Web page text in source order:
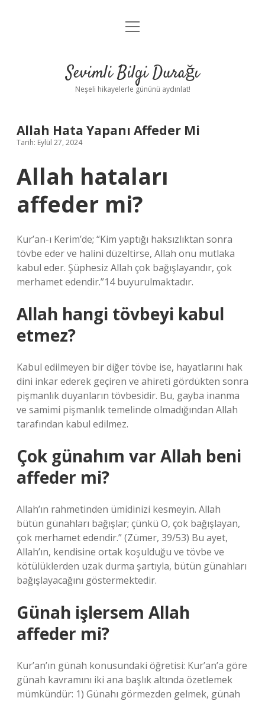
Anasayfa
Yasal Uyarı
menüyü
Sevimli Bilgi Durağı
Neşeli hikayelerle gününü aydınlat!
Allah Hata Yapanı Affeder Mi
Tarih: Eylül 27, 2024
Allah hataları
affeder mi?
Kur’an-ı Kerim’de; “Kim yaptığı haksızlıktan sonra
tövbe eder ve halini düzeltirse, Allah onu mutlaka
kabul eder. Şüphesiz Allah çok bağışlayandır, çok
merhamet edendir.”14 buyurulmaktadır.
Allah hangi tövbeyi kabul
etmez?
Kabul edilmeyen bir diğer tövbe ise, hayatlarını hak
dini inkar ederek geçiren ve ahireti gördükten sonra
pişmanlık duyanların tövbesidir. Bu, gayba inanma
ve samimi pişmanlık temelinde olmadığından Allah
tarafından kabul edilmez.
Çok günahım var Allah beni
affeder mi?
Allah’ın rahmetinden ümidinizi kesmeyin. Allah
bütün günahları bağışlar; çünkü O, çok bağışlayan,
çok merhamet edendir.” (Zümer, 39/53) Bu ayet,
Allah’ın, kendisine ortak koşulduğu ve tövbe ve
kötülüklerden uzak durma şartıyla, bütün günahları
bağışlayacağını göstermektedir.
Günah işlersem Allah
affeder mi?
Kur’an’ın günah konusundaki öğretisi: Kur’an’a göre
günah kavramını iki ana başlık altında özetlemek
mümkündür: 1) Günahı görmezden gelmek, günah